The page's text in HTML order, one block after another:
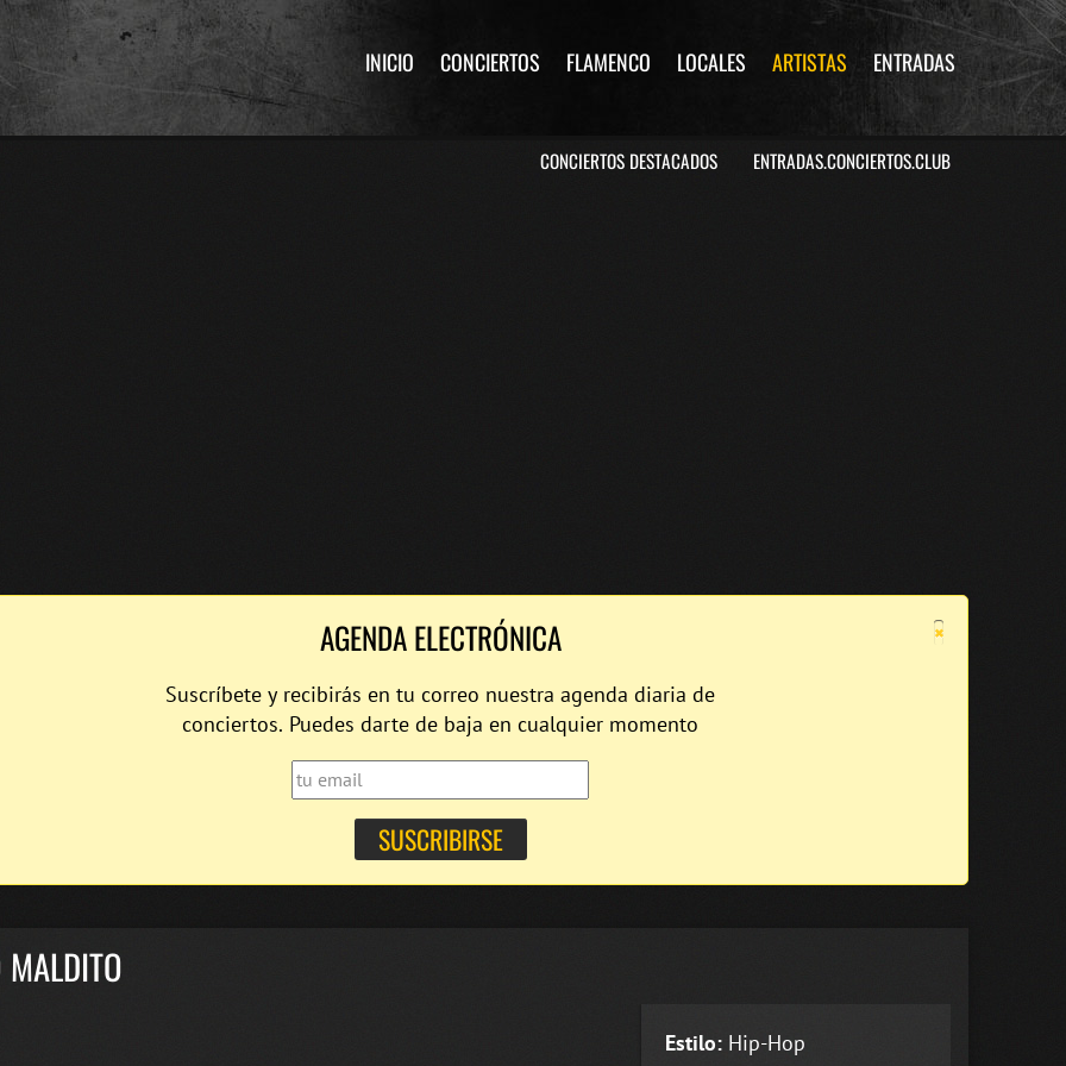
INICIO CONCIERTOS FLAMENCO LOCALES ARTISTAS ENTRADAS
CONCIERTOS DESTACADOS ENTRADAS.CONCIERTOS.CLUB
×
AGENDA ELECTRÓNICA
Suscríbete y recibirás en tu correo nuestra agenda diaria de
conciertos. Puedes darte de baja en cualquier momento
Estilo: Hip-Hop